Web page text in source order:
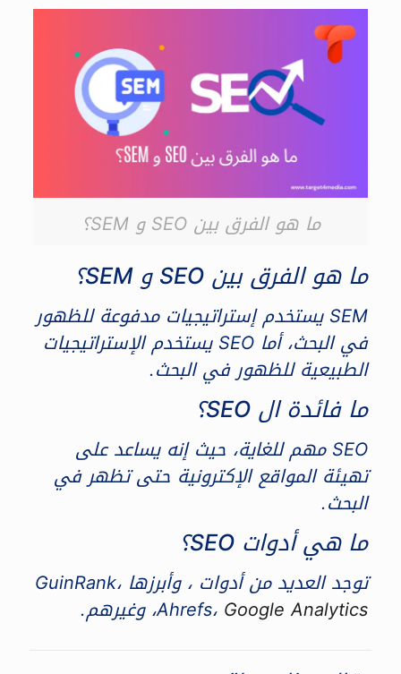
ما هو الفرق بين SEO و SEM؟
ما هو الفرق بين SEO و SEM؟
SEM يستخدم إستراتيجيات مدفوعة للظهور
في البحث، أما SEO يستخدم الإستراتيجيات
الطبيعية للظهور في البحث.
ما فائدة ال SEO؟
SEO مهم للغاية، حيث إنه يساعد على
تهيئة المواقع الإكترونية حتى تظهر في
البحث.
ما هي أدوات SEO؟
توجد العديد من أدوات ، وأبرزها GuinRank،
Ahrefs، Google Analytics ، وغيرهم.